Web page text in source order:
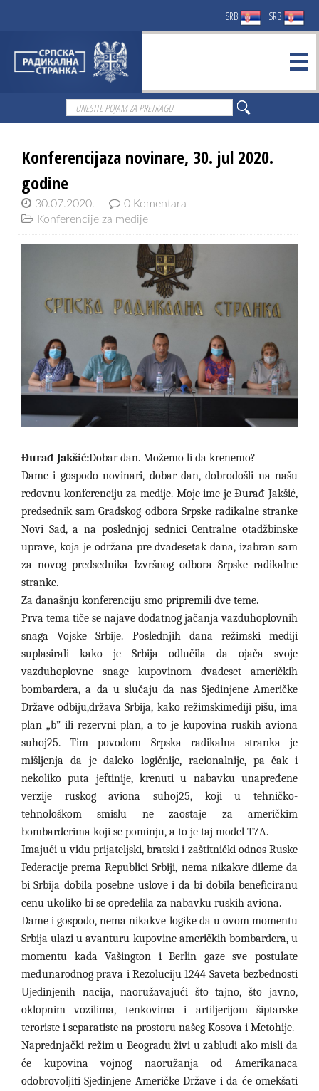
SRB SRB
Konferencijaza novinare, 30. jul 2020.
godine
30.07.2020.
0 Komentara
Konferencije za medije
Đurađ Jakšić:Dobar dan. Možemo li da krenemo?
Dame i gospodo novinari, dobar dan, dobrodošli na našu
redovnu konferenciju za medije. Moje ime je Đurađ Jakšić,
predsednik sam Gradskog odbora Srpske radikalne stranke
Novi Sad, a na poslednjoj sednici Centralne otadžbinske
uprave, koja je održana pre dvadesetak dana, izabran sam
za novog predsednika Izvršnog odbora Srpske radikalne
stranke.
Za današnju konferenciju smo pripremili dve teme.
Prva tema tiče se najave dodatnog jačanja vazduhoplovnih
snaga Vojske Srbije. Poslednjih dana režimski mediji
suplasirali kako je Srbija odlučila da ojača svoje
vazduhoplovne snage kupovinom dvadeset američkih
bombardera, a da u slučaju da nas Sjedinjene Američke
Države odbiju,država Srbija, kako režimskimediji pišu, ima
plan „b” ili rezervni plan, a to je kupovina ruskih aviona
suhoj25. Tim povodom Srpska radikalna stranka je
mišljenja da je daleko logičnije, racionalnije, pa čak i
nekoliko puta jeftinije, krenuti u nabavku unapređene
verzije ruskog aviona suhoj25, koji u tehničko-
tehnološkom smislu ne zaostaje za američkim
bombarderima koji se pominju, a to je taj model T7A.
Imajući u vidu prijateljski, bratski i zaštitnički odnos Ruske
Federacije prema Republici Srbiji, nema nikakve dileme da
bi Srbija dobila posebne uslove i da bi dobila beneficiranu
cenu ukoliko bi se opredelila za nabavku ruskih aviona.
Dame i gospodo, nema nikakve logike da u ovom momentu
Srbija ulazi u avanturu kupovine američkih bombardera, u
momentu kada Vašington i Berlin gaze sve postulate
međunarodnog prava i Rezoluciju 1244 Saveta bezbednosti
Ujedinjenih nacija, naoružavajući što tajno, što javno,
oklopnim vozilima, tenkovima i artiljerijom šiptarske
teroriste i separatiste na prostoru našeg Kosova i Metohije.
Naprednjački režim u Beogradu živi u zabludi ako misli da
će kupovina vojnog naoružanja od Amerikanaca
odobrovoljiti Sjedinjene Američke Države i da će omekšati